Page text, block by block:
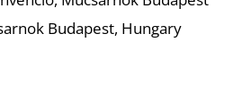
Budapest, Hungary